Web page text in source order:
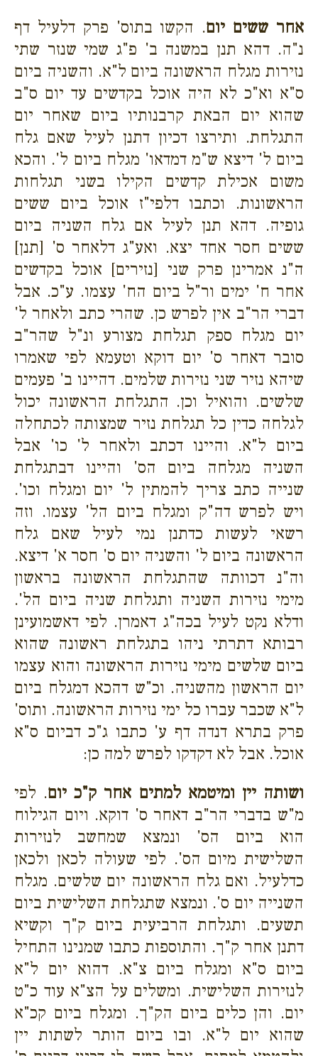
אחר ששים יום. הקשו בתוס' פרק דלעיל דף
נ"ה. דהא תנן במשנה ב' פ"ג שמי שנזר שתי
נזירות מגלח הראשונה ביום ל"א. והשניה ביום
ס"א וא"כ לא היה אוכל בקדשים עד יום ס"ב
שהוא יום הבאת קרבנותיו ביום שאחר יום
התגלחת. ותירצו דכיון דתנן לעיל שאם גלח
ביום ל' דיצא ש"מ דמדאו' מגלח ביום ל'. והכא
משום אכילת קדשים הקילו בשני תגלחות
הראשונות. וכתבו דלפי"ז אוכל ביום ששים
גופיה. דהא תנן לעיל אם גלח השניה ביום
ששים חסר אחד יצא. ואע"ג דלאחר ס' [תנן]
ה"נ אמרינן פרק שני [נזירים] אוכל בקדשים
אחר ח' ימים ור"ל ביום הח' עצמו. ע"כ. אבל
דברי הר"ב אין לפרש כן. שהרי כתב ולאחר ל'
יום מגלח ספק תגלחת מצורע ונ"ל שהר"ב
סובר דאחר ס' יום דוקא וטעמא לפי שאמרו
שיהא נזיר שני נזירות שלמים. דהיינו ב' פעמים
שלשים. והואיל וכן. התגלחת הראשונה יכול
לגלחה כדין כל תגלחת נזיר שמצותה לכתחלה
ביום ל"א. והיינו דכתב ולאחר ל' כו' אבל
השניה מגלחה ביום הס' והיינו דבתגלחת
שנייה כתב צריך להמתין ל' יום ומגלח וכו'.
ויש לפרש דה"ק ומגלח ביום הל' עצמו. וזה
רשאי לעשות כדתנן נמי לעיל שאם גלח
הראשונה ביום ל' והשניה יום ס' חסר א' דיצא.
וה"נ דכוותה שהתגלחת הראשונה בראשון
מימי נזירות השניה ותגלחת שניה ביום הל'.
ודלא נקט לעיל בכה"ג דאמרן. לפי דאשמועינן
רבותא דתרתי ניהו בתגלחת ראשונה שהוא
ביום שלשים מימי נזירות הראשונה והוא עצמו
יום הראשון מהשניה. וכ"ש דהכא דמגלח ביום
ל"א שכבר עברו כל ימי נזירות הראשונה. ותוס'
פרק בתרא דנדה דף ע' כתבו ג"כ דביום ס"א
אוכל. אבל לא דקדקו לפרש למה כן:
ושותה יין ומיטמא למתים אחר ק"כ יום. לפי
מ"ש בדברי הר"ב דאחר ס' דוקא. ויום הגילוח
הוא ביום הס' ונמצא שמחשב לנזירות
השלישית מיום הס'. לפי שעולה לכאן ולכאן
כדלעיל. ואם גלח הראשונה יום שלשים. מגלח
השנייה יום ס'. ונמצא שתגלחת השלישית ביום
תשעים. ותגלחת הרביעית ביום ק"ך וקשיא
דתנן אחר ק"ך. והתוספות כתבו שמנינו התחיל
ביום ס"א ומגלח ביום צ"א. דהוא יום ל"א
לנזירות השלישית. ומשלים על הצ"א עוד כ"ט
יום. והן כלים ביום הק"ך. ומגלח ביום קכ"א
שהוא יום ל"א. ובו ביום הותר לשתות יין